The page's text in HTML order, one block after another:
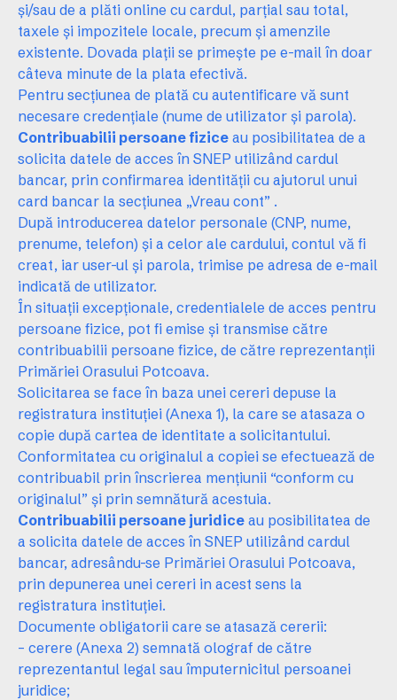
și/sau de a plăti online cu cardul, parțial sau total,
taxele și impozitele locale, precum și amenzile
existente. Dovada plații se primește pe e-mail în doar
câteva minute de la plata efectivă.
Pentru secțiunea de plată cu autentificare vă sunt
necesare credențiale (nume de utilizator și parola).
Contribuabilii persoane fizice au posibilitatea de a
solicita datele de acces în SNEP utilizând cardul
bancar, prin confirmarea identității cu ajutorul unui
card bancar la secțiunea „Vreau cont” .
După introducerea datelor personale (CNP, nume,
prenume, telefon) și a celor ale cardului, contul vă fi
creat, iar user-ul și parola, trimise pe adresa de e-mail
indicată de utilizator.
În situații excepționale, credentialele de acces pentru
persoane fizice, pot fi emise și transmise către
contribuabilii persoane fizice, de către reprezentanții
Primăriei Orasului Potcoava.
Solicitarea se face în baza unei cereri depuse la
registratura instituției (Anexa 1), la care se atasaza o
copie după cartea de identitate a solicitantului.
Conformitatea cu originalul a copiei se efectuează de
contribuabil prin înscrierea mențiunii “conform cu
originalul” și prin semnătură acestuia.
Contribuabilii persoane juridice au posibilitatea de
a solicita datele de acces în SNEP utilizând cardul
bancar, adresându-se Primăriei Orasului Potcoava,
prin depunerea unei cereri in acest sens la
registratura instituției.
Documente obligatorii care se atasază cererii:
– cerere (Anexa 2) semnată olograf de către
reprezentantul legal sau împuternicitul persoanei
juridice;